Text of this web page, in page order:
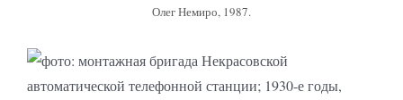
Олег Немиро, 1987.